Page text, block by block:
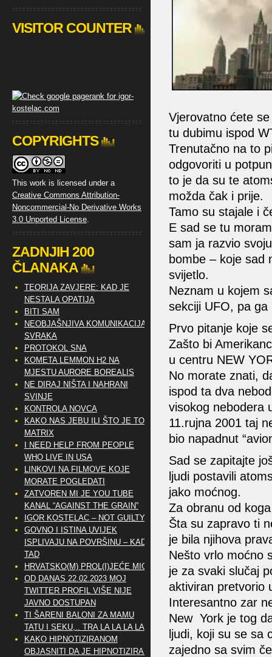
Vjerovatno ćete
tu dubimu ispod
Trenutačno na to
odgovoriti u
to je da su te
možda čak i prije.
Tamo su stajale i
E sad se tu
sam ja razvio
bombe – koje sad
svijetlo.
Neznam u kojem
sekciji UFO, pa ga
Prvo pitanje koje
Zašto bi
u centru NEW
No morate znati,
ispod ta dva
visokog nebodera
11.rujna 2001 taj
bio napadnut
Sad se zapitajte
ljudi postavili
jako moćnog.
Za obranu od
Šta su zapravo ti
je bila njihova
Nešto vrlo moćno
je za svaki slučaj
aktiviran pretvorio
Interesantno zar
New York je tog
ljudi, koji su se sa
zajedno sa svim
VISITOR COUNTER
COPYRIGHTS
This work is licensed under a
Creative Commons Attribution-
Noncommercial-No Derivative Works
3.0 Unported License.
ZADNJIH 200
ČLANAKA
TEORIJA ZAVJERE: KAD JE
NESTALA OPATIJA
BITI SAM
NEOBJAŠNJIVA KOMUNIKACIJA
SVRAKA
PROTOKOL SNA
KOMETA LEMMON H2 NA
MJESTU AURORE BOREALIS
NE DIRAJ NIŠTA I NAHRANI
SVINJE
KONTROLA NOVCA
KAKO NAS JEBU ILI ŠTO JE TO
MATRIX
I NEED HELP FROM PEOPLE
WHO LIVE IN USA
LINKOVI NA FILMOVE KOJE
MORATE POGLEDATI
ZATVOREN MI JE YOU TUBE
KANAL “AGAINST THE GRAIN”
IGOR KOSTELAC – NOT GUILTY
GOVNO I ISTINA UVIJEK
ISPLIVAJU NA POVRŠINU – KAD
TAD
HRVATSKO(M) PROL(I)JEĆE MIG
OD DANAS 22.02.2023 MOJ
TWITTER PROFIL VIŠE NIJE
JAVNO DOSTUPAN
TI ŠARENI BALONI ZA MAMU
TATU I SEKU,.. TRA LA LA LA LA
KAKO HIPNOTIZIRANOM
OBJASNITI DA JE HIPNOTIZIRAN